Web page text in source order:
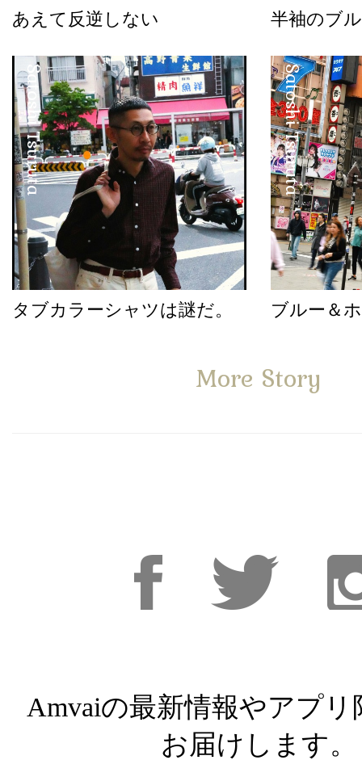
あえて反逆しない 半袖のブ
Satoshi Tsuruta
タブカラーシャツは謎だ。
Satoshi Tsuruta
ブルー＆
More Story
Amvaiの最新情報やアプリ
お届けします。